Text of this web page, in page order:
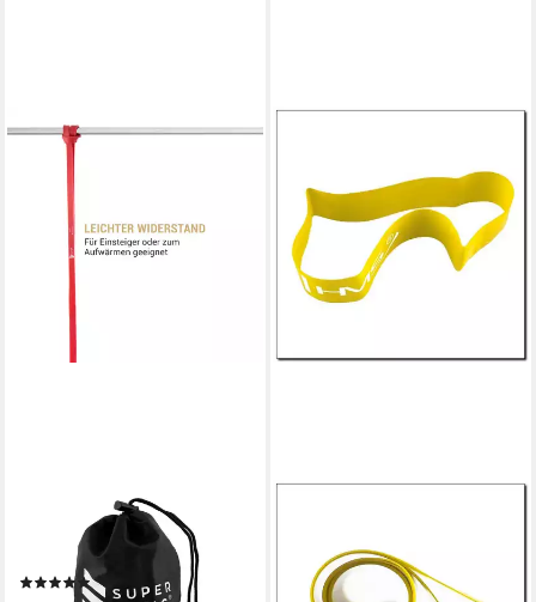
CAPITAL SPORTS
Trainingsbänder Uros
Powerband Light
(2)
Spezialband
Widerstandsband, Fördert